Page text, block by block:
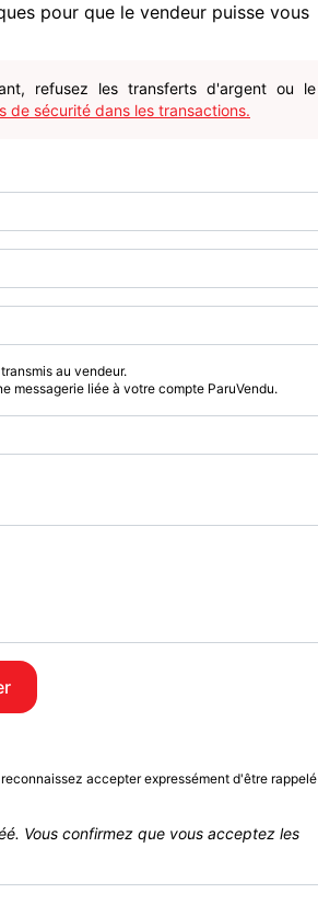
pour que le vendeur puisse vous
refusez les transferts d'argent ou le
de sécurité dans les transactions.
au vendeur.
messagerie liée à votre compte ParuVendu.
accepter expressément d'être rappelé
Vous confirmez que vous acceptez les